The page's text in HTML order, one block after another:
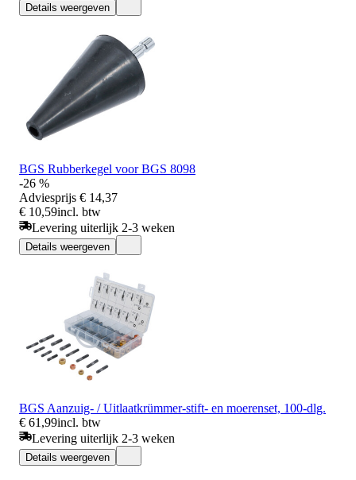
Details weergeven
BGS Rubberkegel voor BGS 8098
-26 %
Adviesprijs € 14,37
€ 10,59incl. btw
Levering uiterlijk 2-3 weken
Details weergeven
BGS Aanzuig- / Uitlaatkrümmer-stift- en moerenset, 100-dlg.
€ 61,99incl. btw
Levering uiterlijk 2-3 weken
Details weergeven